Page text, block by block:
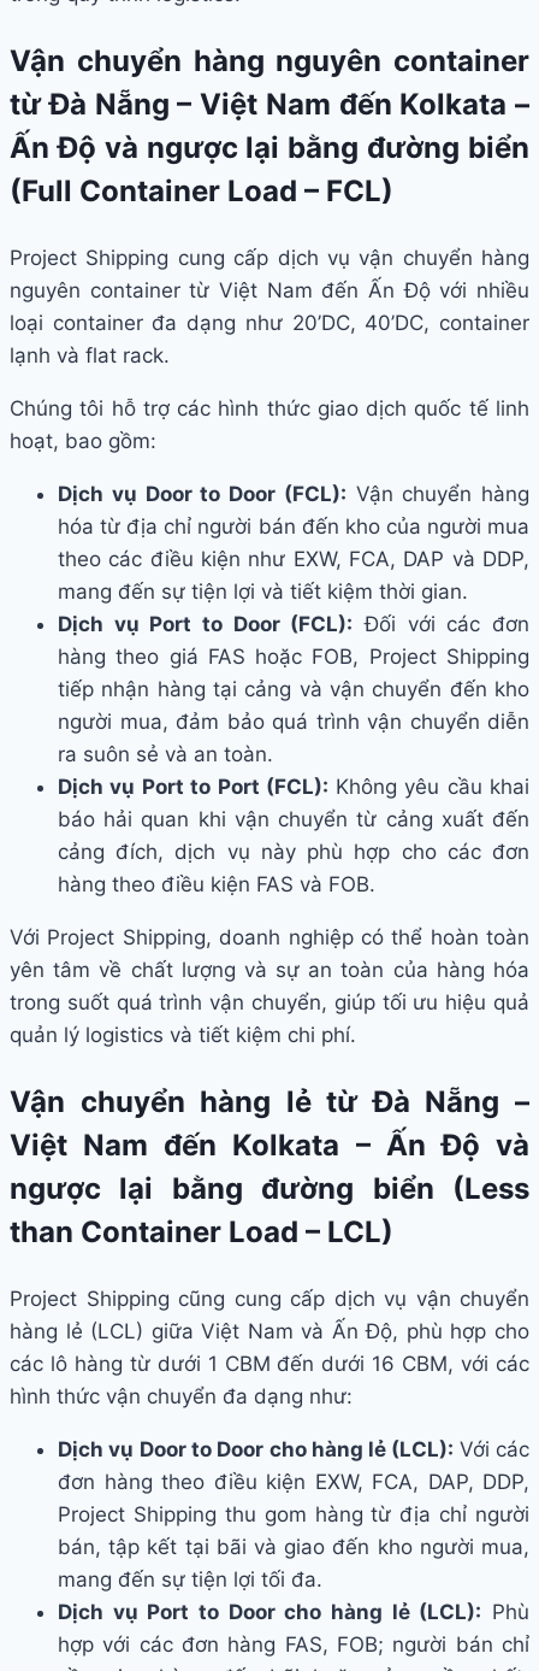
Vận chuyển hàng nguyên container
từ Đà Nẵng – Việt Nam đến Kolkata –
Ấn Độ và ngược lại bằng đường biển
(Full Container Load – FCL)
Project Shipping cung cấp dịch vụ vận chuyển hàng
nguyên container từ Việt Nam đến Ấn Độ với nhiều
loại container đa dạng như 20’DC, 40’DC, container
lạnh và flat rack.
Chúng tôi hỗ trợ các hình thức giao dịch quốc tế linh
hoạt, bao gồm:
Dịch vụ Door to Door (FCL): Vận chuyển hàng
hóa từ địa chỉ người bán đến kho của người mua
theo các điều kiện như EXW, FCA, DAP và DDP,
mang đến sự tiện lợi và tiết kiệm thời gian.
Dịch vụ Port to Door (FCL): Đối với các đơn
hàng theo giá FAS hoặc FOB, Project Shipping
tiếp nhận hàng tại cảng và vận chuyển đến kho
người mua, đảm bảo quá trình vận chuyển diễn
ra suôn sẻ và an toàn.
Dịch vụ Port to Port (FCL): Không yêu cầu khai
báo hải quan khi vận chuyển từ cảng xuất đến
cảng đích, dịch vụ này phù hợp cho các đơn
hàng theo điều kiện FAS và FOB.
Với Project Shipping, doanh nghiệp có thể hoàn toàn
yên tâm về chất lượng và sự an toàn của hàng hóa
trong suốt quá trình vận chuyển, giúp tối ưu hiệu quả
quản lý logistics và tiết kiệm chi phí.
Vận chuyển hàng lẻ từ Đà Nẵng –
Việt Nam đến Kolkata – Ấn Độ và
ngược lại bằng đường biển (Less
than Container Load – LCL)
Project Shipping cũng cung cấp dịch vụ vận chuyển
hàng lẻ (LCL) giữa Việt Nam và Ấn Độ, phù hợp cho
các lô hàng từ dưới 1 CBM đến dưới 16 CBM, với các
hình thức vận chuyển đa dạng như:
Dịch vụ Door to Door cho hàng lẻ (LCL): Với các
đơn hàng theo điều kiện EXW, FCA, DAP, DDP,
Project Shipping thu gom hàng từ địa chỉ người
bán, tập kết tại bãi và giao đến kho người mua,
mang đến sự tiện lợi tối đa.
Dịch vụ Port to Door cho hàng lẻ (LCL): Phù
hợp với các đơn hàng FAS, FOB; người bán chỉ